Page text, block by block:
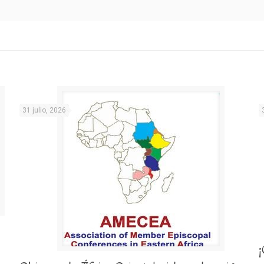
31 julio, 2026